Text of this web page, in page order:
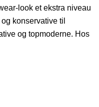
look et ekstra niveau
konservative til
og topmoderne. Hos